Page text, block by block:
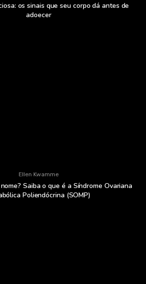
os sinais que seu corpo dá antes de
adoecer
Ellen Kwamme
Saiba o que é a Síndrome Ovariana
Poliendócrina (SOMP)